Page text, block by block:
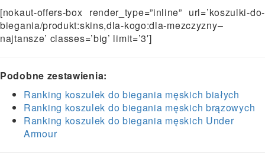
[nokaut-offers-box render_type=”inline” url=’koszulki-do-
biegania/produkt:skins,dla-kogo:dla-mezczyzny–
najtansze’ classes=’big’ limit=’3′]
Podobne zestawienia:
Ranking koszulek do biegania męskich białych
Ranking koszulek do biegania męskich brązowych
Ranking koszulek do biegania męskich Under
Armour